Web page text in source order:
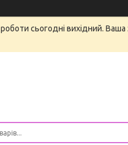
сьогодні вихідний.